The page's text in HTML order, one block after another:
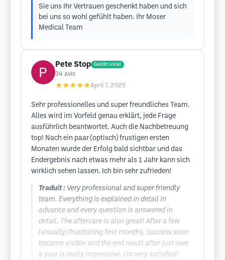
Sie uns Ihr Vertrauen geschenkt haben und sich
bei uns so wohl gefühlt haben. Ihr Moser
Medical Team
Pete Stop Guide Local
34 avis
★★★★★April 7, 2025
Sehr professionelles und super freundliches Team.
Alles wird im Vorfeld genau erklärt, jede Frage
ausführlich beantwortet. Auch die Nachbetreuung
top! Nach ein paar (optisch) frustigen ersten
Monaten wurde der Erfolg bald sichtbar und das
Endergebnis nach etwas mehr als 1 Jahr kann sich
wirklich sehen lassen. Ich bin sehr zufrieden!
Traduit : Very professional and super friendly
team. Everything is explained in detail in
advance and every question is answered in
detail. The aftercare is also great! After a few
(visually) frustrating first months, success soon
became visible and the end result after just over
a year is really impressive. I'm very satisfied!